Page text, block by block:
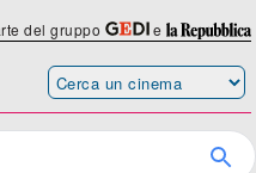
del gruppo e